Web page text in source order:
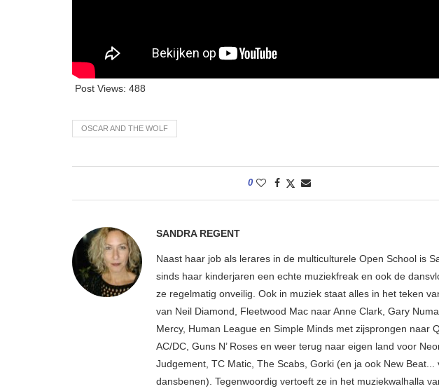
Post Views: 488
OSCAR AND THE WOLF
0
SANDRA REGENT
Naast haar job als lerares in de multiculturele Open School is
sinds haar kinderjaren een echte muziekfreak en ook de
ze regelmatig onveilig. Ook in muziek staat alles in het teken
van Neil Diamond, Fleetwood Mac naar Anne Clark, Gary
Mercy, Human League en Simple Minds met zijsprongen naar
AC/DC, Guns N’ Roses en weer terug naar eigen land voor
Judgement, TC Matic, The Scabs, Gorki (en ja ook New Beat...
dansbenen). Tegenwoordig vertoeft ze in het muziekwalhalla